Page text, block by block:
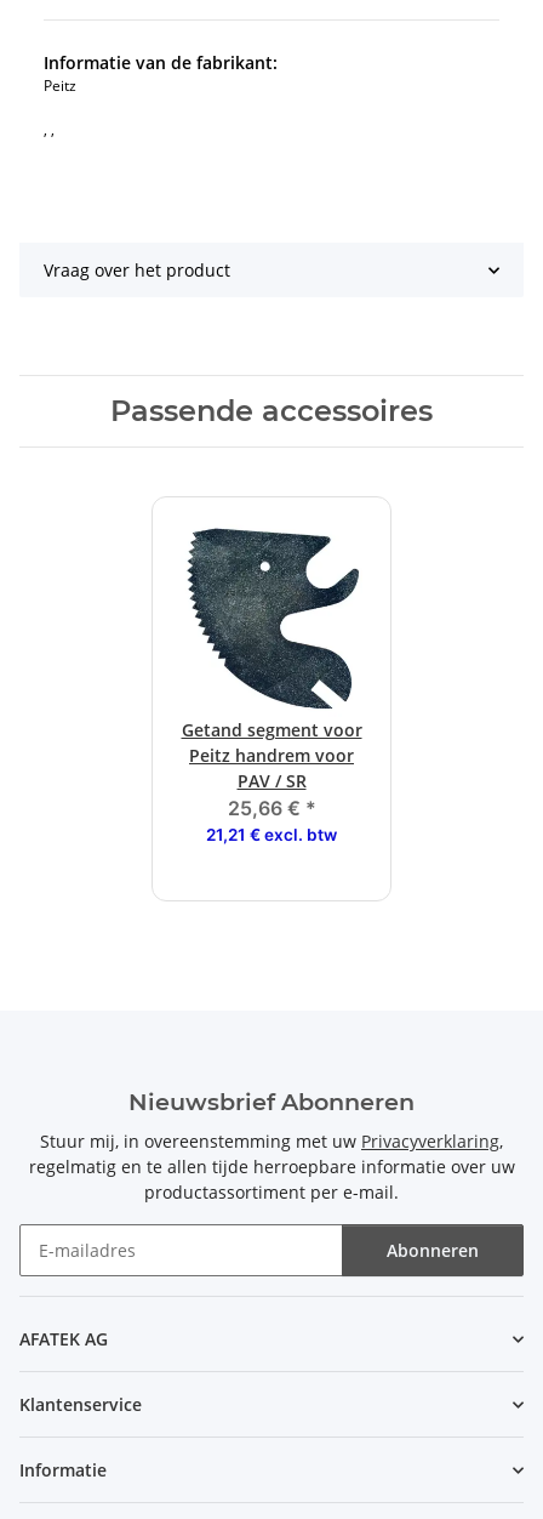
Informatie van de fabrikant:
Peitz
, ,
Vraag over het product
Passende accessoires
Getand segment voor
Peitz handrem voor
PAV / SR
25,66 € *
21,21 € excl. btw
Nieuwsbrief Abonneren
Stuur mij, in overeenstemming met uw Privacyverklaring,
regelmatig en te allen tijde herroepbare informatie over uw
productassortiment per e-mail.
Abonneren
AFATEK AG
Klantenservice
Informatie